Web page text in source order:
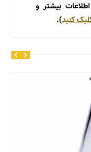
بیشتر و
کنید).